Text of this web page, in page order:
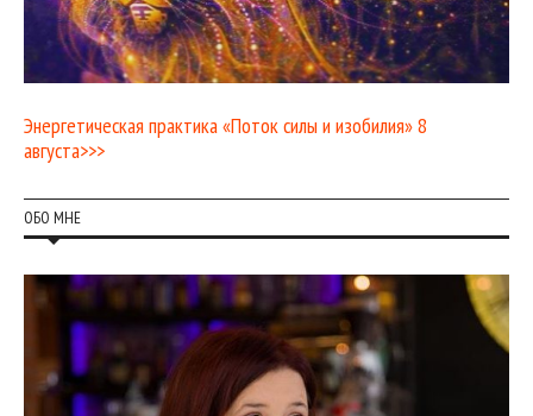
Энергетическая практика «Поток силы и изобилия» 8
августа>>>
ОБО МНЕ